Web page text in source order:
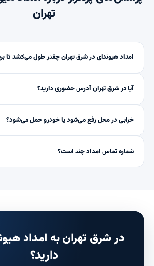
تهران
امداد هیوندای در شرق تهران چقدر طول می‌کشد تا
آیا در شرق تهران آدرس حضوری دارید؟
خرابی در محل رفع می‌شود یا خودرو حمل می‌شود؟
شماره تماس امداد چند است؟
در شرق تهران به امداد
دارید؟